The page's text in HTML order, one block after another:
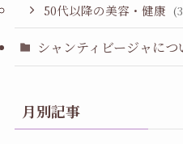
50代以降の美容・健康
シャンティビージャにつ
月別記事